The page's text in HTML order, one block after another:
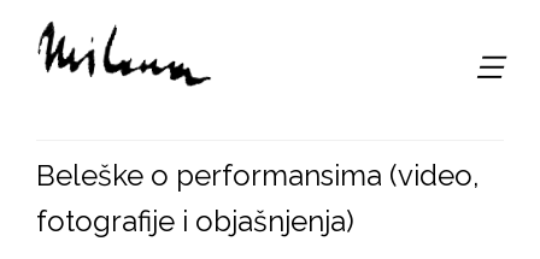
,
Beleške o performansima (video,
fotografije i objašnjenja)